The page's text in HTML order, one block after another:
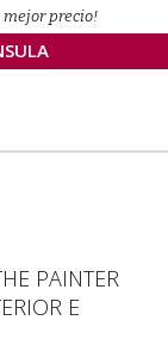
precio!
PAINTER
E